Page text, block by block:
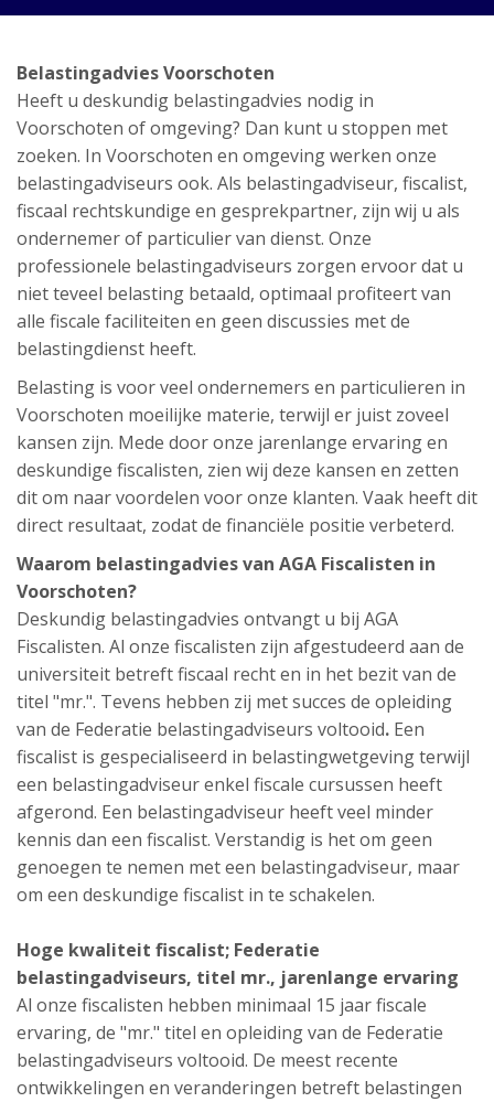
Belastingadvies Voorschoten
Heeft u deskundig belastingadvies nodig in
Voorschoten of omgeving? Dan kunt u stoppen met
zoeken. In Voorschoten en omgeving werken onze
belastingadviseurs ook. Als belastingadviseur, fiscalist,
fiscaal rechtskundige en gesprekpartner, zijn wij u als
ondernemer of particulier van dienst. Onze
professionele belastingadviseurs zorgen ervoor dat u
niet teveel belasting betaald, optimaal profiteert van
alle fiscale faciliteiten en geen discussies met de
belastingdienst heeft.
Belasting is voor veel ondernemers en particulieren in
Voorschoten moeilijke materie, terwijl er juist zoveel
kansen zijn. Mede door onze jarenlange ervaring en
deskundige fiscalisten, zien wij deze kansen en zetten
dit om naar voordelen voor onze klanten. Vaak heeft dit
direct resultaat, zodat de financiële positie verbeterd.
Waarom belastingadvies van AGA Fiscalisten in
Voorschoten?
Deskundig belastingadvies ontvangt u bij AGA
Fiscalisten. Al onze fiscalisten zijn afgestudeerd aan de
universiteit betreft fiscaal recht en in het bezit van de
titel "mr.". Tevens hebben zij met succes de opleiding
van de Federatie belastingadviseurs voltooid. Een
fiscalist is gespecialiseerd in belastingwetgeving terwijl
een belastingadviseur enkel fiscale cursussen heeft
afgerond. Een belastingadviseur heeft veel minder
kennis dan een fiscalist. Verstandig is het om geen
genoegen te nemen met een belastingadviseur, maar
om een deskundige fiscalist in te schakelen.
Hoge kwaliteit fiscalist; Federatie
belastingadviseurs, titel mr., jarenlange ervaring
Al onze fiscalisten hebben minimaal 15 jaar fiscale
ervaring, de "mr." titel en opleiding van de Federatie
belastingadviseurs voltooid. De meest recente
ontwikkelingen en veranderingen betreft belastingen